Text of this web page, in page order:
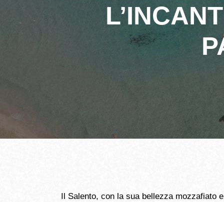
Il Salento, con la sua bellezza mozzafiato